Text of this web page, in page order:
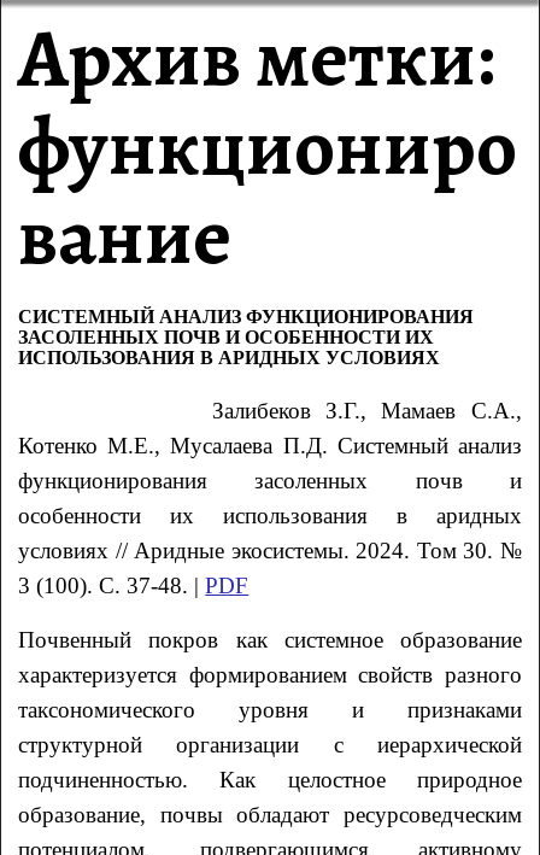
Архив метки:
функциониро
вание
СИСТЕМНЫЙ АНАЛИЗ ФУНКЦИОНИРОВАНИЯ
ЗАСОЛЕННЫХ ПОЧВ И ОСОБЕННОСТИ ИХ
ИСПОЛЬЗОВАНИЯ В АРИДНЫХ УСЛОВИЯХ
Залибеков З.Г., Мамаев С.А.,
Котенко М.Е., Мусалаева П.Д. Системный анализ
функционирования засоленных почв и
особенности их использования в аридных
условиях // Аридные экосистемы. 2024. Том 30. №
3 (100). С. 37-48. |PDF
Почвенный покров как системное образование
характеризуется формированием свойств разного
таксономического уровня и признаками
структурной организации с иерархической
подчиненностью. Как целостное природное
образование, почвы обладают ресурсоведческим
потенциалом, подвергающимся активному